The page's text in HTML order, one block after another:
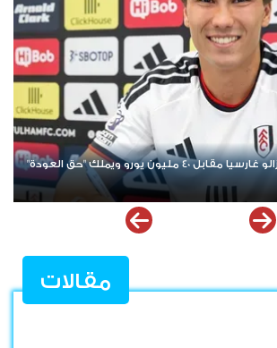
طموح برشلونة في ضم عز الدين أوناحي هل تتم
مقالات